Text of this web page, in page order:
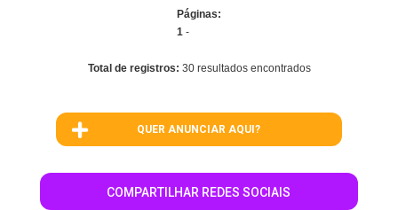
Páginas:
1 -
Total de registros: 30 resultados encontrados
QUER ANUNCIAR AQUI?
COMPARTILHAR REDES SOCIAIS